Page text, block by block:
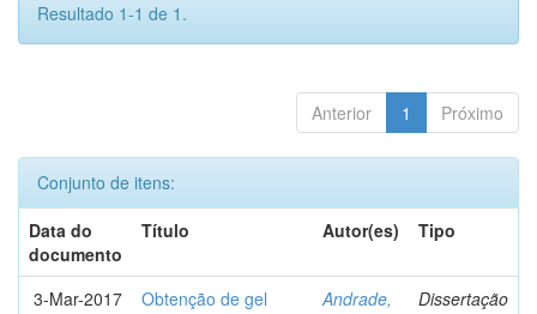
Resultado 1-1 de 1.
Anterior 1 Próximo
Conjunto de itens:
Data do
documento
Título Autor(es) Tipo
3-Mar-2017
Obtenção de gel
Andrade,
Dissertação